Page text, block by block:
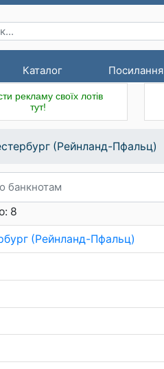
Каталог Посилання
рекламу своїх лотів
тут!
(Рейнланд-Пфальц)
8
(Рейнланд-Пфальц)